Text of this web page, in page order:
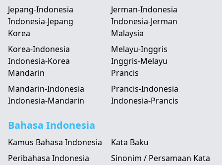
Jepang-Indonesia
Indonesia-Jepang
Jerman-Indonesia
Indonesia-Jerman
Korea
Korea-Indonesia
Indonesia-Korea
Malaysia
Melayu-Inggris
Inggris-Melayu
Mandarin
Mandarin-Indonesia
Indonesia-Mandarin
Prancis
Prancis-Indonesia
Indonesia-Prancis
Bahasa Indonesia
Kamus Bahasa Indonesia
Kata Baku
Peribahasa Indonesia
Sinonim / Persamaan Kata